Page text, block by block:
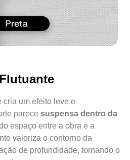
cria um efeito leve e
parece suspensa dentro da
espaço entre a obra e a
valoriza o contorno da
de profundidade, tornando o